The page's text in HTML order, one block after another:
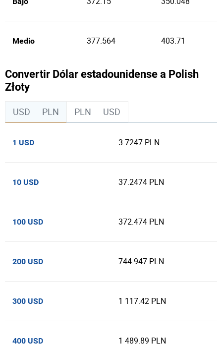
Medio 377.564 403.71
Convertir Dólar estadounidense a Polish
Złoty
USD PLN PLN USD
1 USD 3.7247 PLN
10 USD 37.2474 PLN
100 USD 372.474 PLN
200 USD 744.947 PLN
300 USD 1 117.42 PLN
400 USD 1 489.89 PLN